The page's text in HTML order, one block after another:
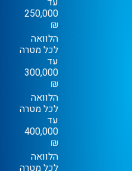
250,000
₪
הלוואה
לכל מטרה
עד
300,000
₪
הלוואה
לכל מטרה
עד
400,000
₪
הלוואה
לכל מטרה